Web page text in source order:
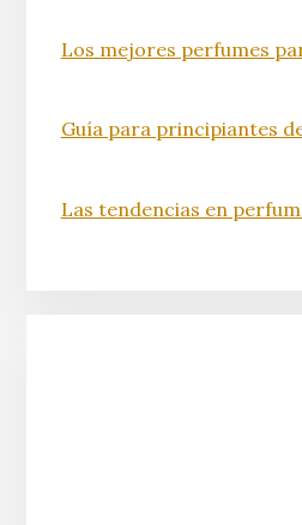
Los mejores perfumes
Guía para principiantes
Las tendencias en